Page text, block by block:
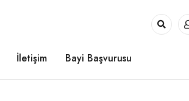
İletişim Bayi Başvurusu